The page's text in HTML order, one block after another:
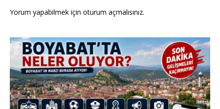
Yorum yapabilmek için oturum açmalısınız.